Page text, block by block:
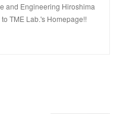
and Engineering Hiroshima
TME Lab.'s Homepage!!